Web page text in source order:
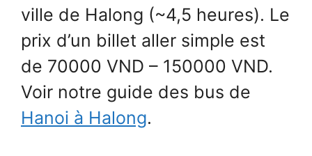
ville de Halong (~4,5 heures). Le
prix d’un billet aller simple est
de 70000 VND – 150000 VND.
Voir notre guide des bus de
Hanoi à Halong.